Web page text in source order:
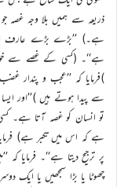
ذریعہ سے ہمیں بلا وجہ غصہ
ہے۔) ’’بڑے بڑے عارف
ہے‘‘۔ (کسی کے غصے سے
)فرمایا کہ ’’عجب و پندار
سے پیدا ہوتے ہیں )’’اور
تو انسان کو غصہ آتا ہے۔
ہے کہ اس میں تکبر ہے)
پر ترجیح دیتا ہے‘‘۔
چھوٹا یا بڑا سمجھیں یا ایک